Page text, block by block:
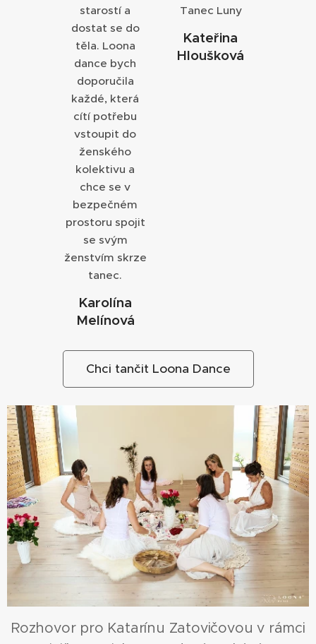
starostí a
dostat se do
těla. Loona
dance bych
doporučila
každé, která
cítí potřebu
vstoupit do
ženského
kolektivu a
chce se v
bezpečném
prostoru spojit
se svým
ženstvím skrze
tanec.
Karolína
Melínová
Tanec Luny
Kateřina
Hloušková
Chci tančit Loona Dance
Rozhovor pro Katarínu Zatovičovou v rámci